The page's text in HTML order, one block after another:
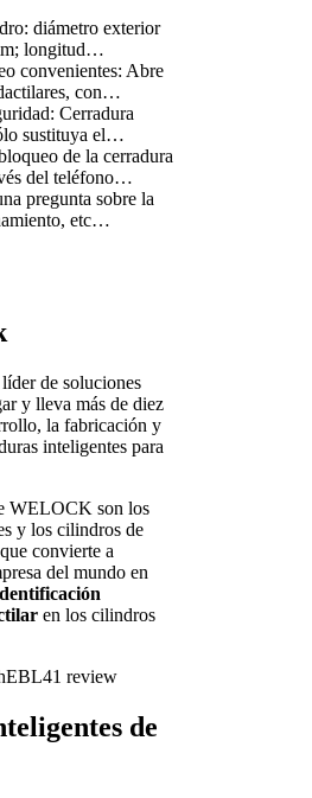
diámetro exterior
longitud…
convenientes: Abre
con…
Cerradura
sustituya el…
de la cerradura
del teléfono…
pregunta sobre la
etc…
de soluciones
y lleva más de diez
la fabricación y
inteligentes para
WELOCK son los
y los cilindros de
convierte a
del mundo en
en los cilindros
de